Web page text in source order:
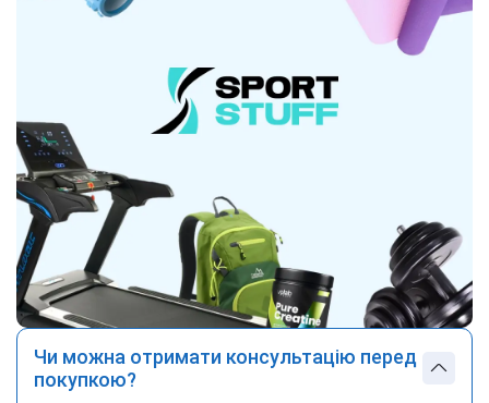
Чи можна отримати консультацію перед
покупкою?